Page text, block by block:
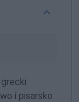
i pisarsko